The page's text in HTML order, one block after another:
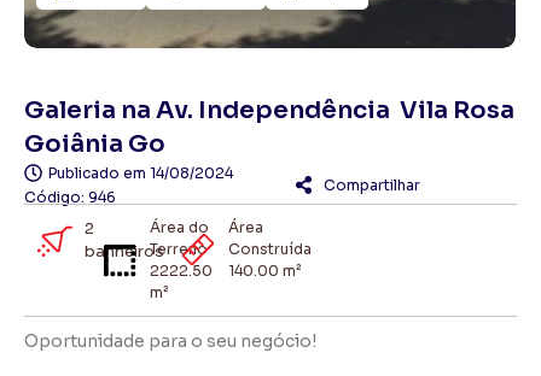
Galeria na Av. Independência  Vila Rosa
Goiânia Go
Publicado em 14/08/2024
Código: 946
Compartilhar
2
banheiros
Área do
Terreno
2222.50
m²
Área
Construída
140.00 m²
Oportunidade para o seu negócio!